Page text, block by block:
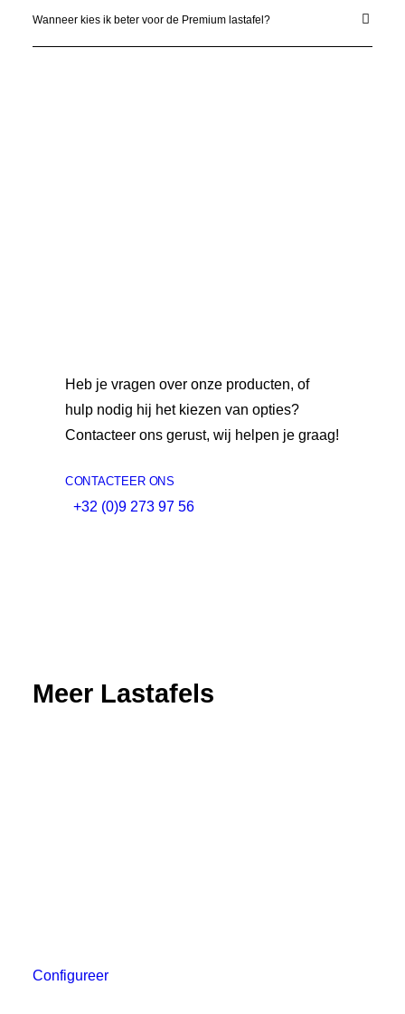
Wanneer kies ik beter voor de Premium lastafel?
Heb je vragen over onze producten, of
hulp nodig hij het kiezen van opties?
Contacteer ons gerust, wij helpen je graag!
CONTACTEER ONS
+32 (0)9 273 97 56
Meer Lastafels
Configureer